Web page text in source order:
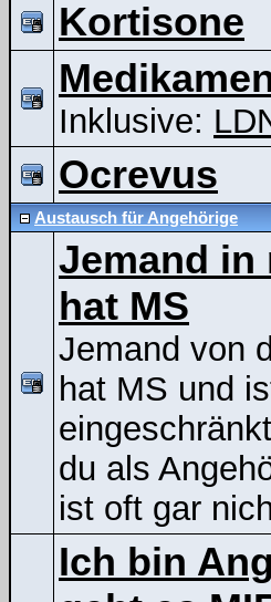
Kortisone
Inklusive:
Ocrevus
Austausch für Angehörige
Jemand in
hat MS
Jemand von
hat MS und
du als
ist oft gar
Ich bin